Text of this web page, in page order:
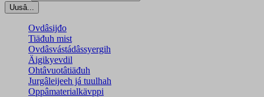
Uusâ...
Ovdâsijđo
Tiäđuh mist
Ovdâsvástádâssyergih
Äigikyevdil
Ohtâvuotâtiäđuh
Jurgâleijeeh já tuulhah
Oppâmaterialkävppi